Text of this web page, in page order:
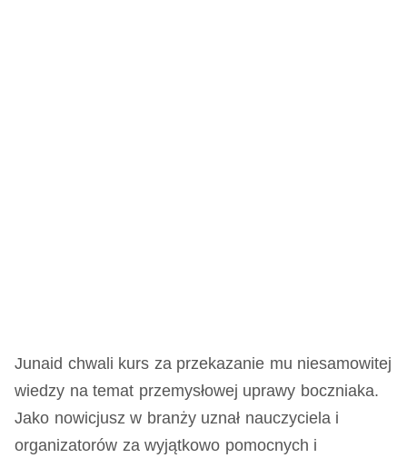
Junaid chwali kurs za przekazanie mu niesamowitej
wiedzy na temat przemysłowej uprawy boczniaka.
Jako nowicjusz w branży uznał nauczyciela i
organizatorów za wyjątkowo pomocnych i